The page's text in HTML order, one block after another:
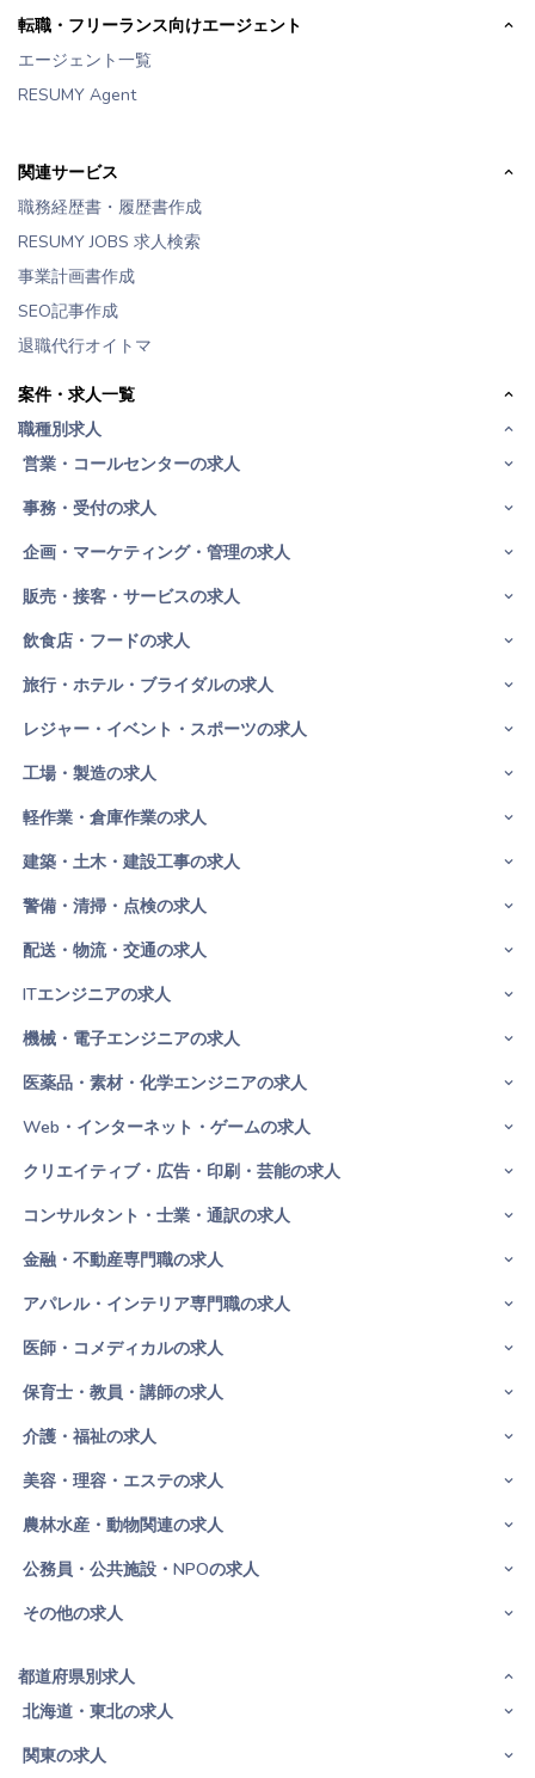
転職・フリーランス向けエージェント
エージェント一覧
RESUMY Agent
関連サービス
職務経歴書・履歴書作成
RESUMY JOBS 求人検索
事業計画書作成
SEO記事作成
退職代行オイトマ
案件・求人一覧
職種別求人
営業・コールセンターの求人
事務・受付の求人
企画・マーケティング・管理の求人
販売・接客・サービスの求人
飲食店・フードの求人
旅行・ホテル・ブライダルの求人
レジャー・イベント・スポーツの求人
工場・製造の求人
軽作業・倉庫作業の求人
建築・土木・建設工事の求人
警備・清掃・点検の求人
配送・物流・交通の求人
ITエンジニアの求人
機械・電子エンジニアの求人
医薬品・素材・化学エンジニアの求人
Web・インターネット・ゲームの求人
クリエイティブ・広告・印刷・芸能の求人
コンサルタント・士業・通訳の求人
金融・不動産専門職の求人
アパレル・インテリア専門職の求人
医師・コメディカルの求人
保育士・教員・講師の求人
介護・福祉の求人
美容・理容・エステの求人
農林水産・動物関連の求人
公務員・公共施設・NPOの求人
その他の求人
都道府県別求人
北海道・東北の求人
関東の求人